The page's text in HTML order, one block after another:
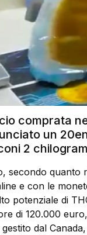
comprata
un
2
secondo quanto
e con le
potenziale di
di 120.000
dal